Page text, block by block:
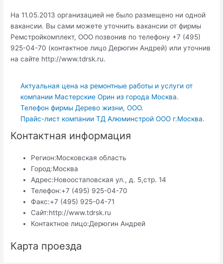
На 11.05.2013 организацией не было размещено ни одной
вакансии. Вы сами можете уточнить вакансии от фирмы
Ремстройкомплект, ООО позвонив по телефону +7 (495)
925-04-70 (контактное лицо Дерюгин Андрей) или уточнив
на сайте http://www.tdrsk.ru.
Актуальная цена на ремонтные работы и услуги от
компании Мастерские Орин из города Москва.
Телефон фирмы Дерево жизни, ООО.
Прайс-лист компании ТД Алюминстрой ООО г.Москва.
Контактная информация
Регион:Московская область
Город:Москва
Адрес:Новоостаповская ул., д. 5,стр. 14
Телефон:+7 (495) 925-04-70
Факс:+7 (495) 925-04-71
Сайт:http://www.tdrsk.ru
Контактное лицо:Дерюгин Андрей
Карта проезда